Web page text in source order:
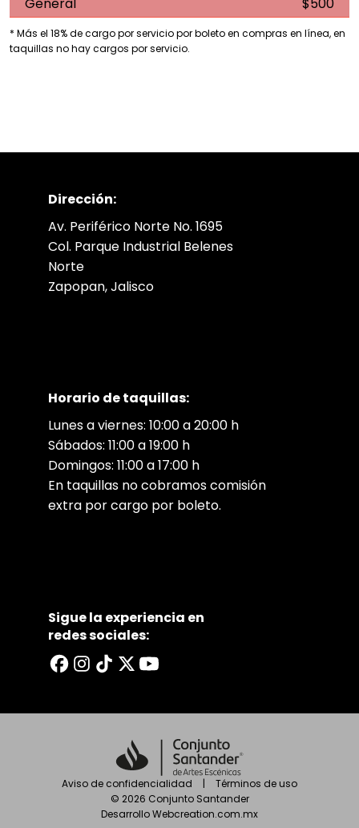
* Más el 18% de cargo por servicio por boleto en compras en línea, en
taquillas no hay cargos por servicio.
Dirección:
Av. Periférico Norte No. 1695
Col. Parque Industrial Belenes
Norte
Zapopan, Jalisco
Horario de taquillas:
Lunes a viernes: 10:00 a 20:00 h
Sábados: 11:00 a 19:00 h
Domingos: 11:00 a 17:00 h
En taquillas no cobramos comisión
extra por cargo por boleto.
Sigue la experiencia en
redes sociales:
Aviso de confidencialidad |
Términos de uso
© 2026 Conjunto Santander
DesarrolloWebcreation.com.mx